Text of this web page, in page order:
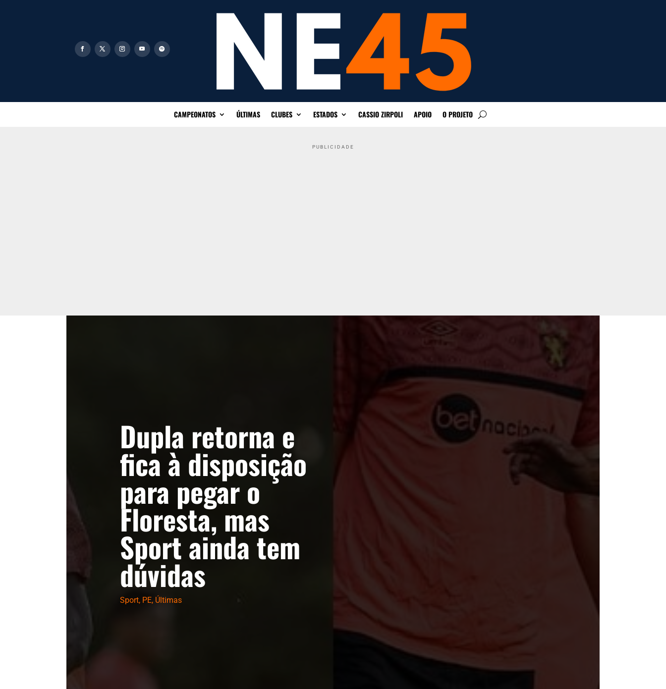
CAMPEONATOS ÚLTIMAS CLUBES ESTADOS CASSIO ZIRPOLI APOIO O PROJETO
PUBLICIDADE
Dupla retorna e
fica à disposição
para pegar o
Floresta, mas
Sport ainda tem
dúvidas
Sport, PE, Últimas